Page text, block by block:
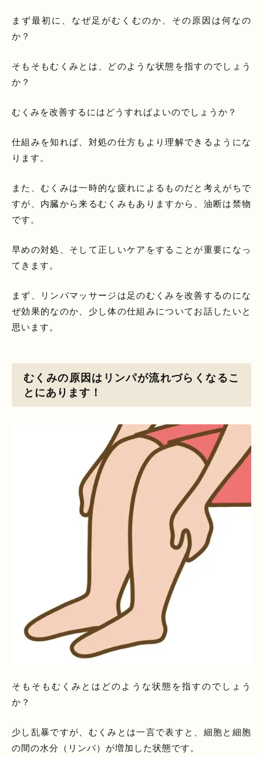
まず最初に、なぜ足がむくむのか、その原因は何なの
か？
そもそもむくみとは、どのような状態を指すのでしょう
か？
むくみを改善するにはどうすればよいのでしょうか？
仕組みを知れば、対処の仕方もより理解できるようにな
ります。
また、むくみは一時的な疲れによるものだと考えがちで
すが、内臓から来るむくみもありますから、油断は禁物
です。
早めの対処、そして正しいケアをすることが重要になっ
てきます。
まず、リンパマッサージは足のむくみを改善するのにな
ぜ効果的なのか、少し体の仕組みについてお話したいと
思います。
むくみの原因はリンパが流れづらくなるこ
とにあります！
そもそもむくみとはどのような状態を指すのでしょう
か？
少し乱暴ですが、むくみとは一言で表すと、細胞と細胞
の間の水分（リンパ）が増加した状態です。